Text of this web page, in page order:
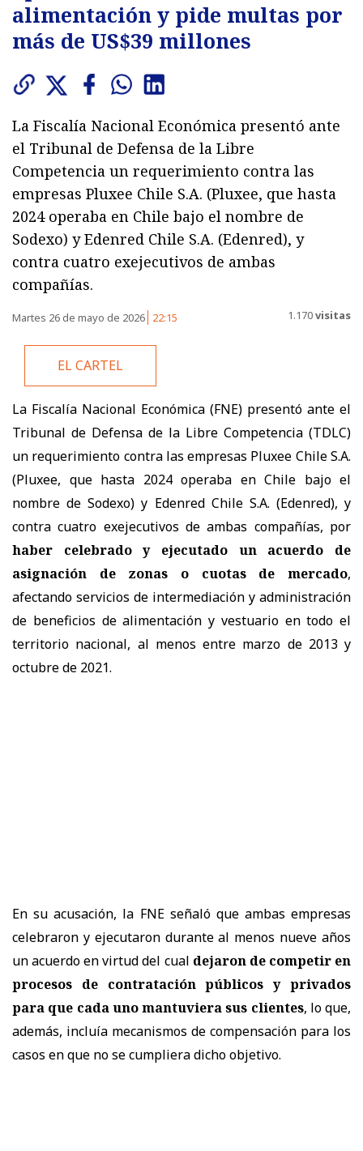
alimentación y pide multas por
más de US$39 millones
La Fiscalía Nacional Económica presentó ante
el Tribunal de Defensa de la Libre
Competencia un requerimiento contra las
empresas Pluxee Chile S.A. (Pluxee, que hasta
2024 operaba en Chile bajo el nombre de
Sodexo) y Edenred Chile S.A. (Edenred), y
contra cuatro exejecutivos de ambas
compañías.
Martes 26 de mayo de 2026 22:15 1.170visitas
EL CARTEL
La Fiscalía Nacional Económica (FNE) presentó ante el
Tribunal de Defensa de la Libre Competencia (TDLC)
un requerimiento contra las empresas Pluxee Chile S.A.
(Pluxee, que hasta 2024 operaba en Chile bajo el
nombre de Sodexo) y Edenred Chile S.A. (Edenred), y
contra cuatro exejecutivos de ambas compañías, por
haber celebrado y ejecutado un acuerdo de
asignación de zonas o cuotas de mercado,
afectando servicios de intermediación y administración
de beneficios de alimentación y vestuario en todo el
territorio nacional, al menos entre marzo de 2013 y
octubre de 2021.
En su acusación, la FNE señaló que ambas empresas
celebraron y ejecutaron durante al menos nueve años
un acuerdo en virtud del cual dejaron de competir en
procesos de contratación públicos y privados
para que cada uno mantuviera sus clientes, lo que,
además, incluía mecanismos de compensación para los
casos en que no se cumpliera dicho objetivo.